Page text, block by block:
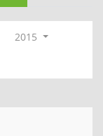
2015